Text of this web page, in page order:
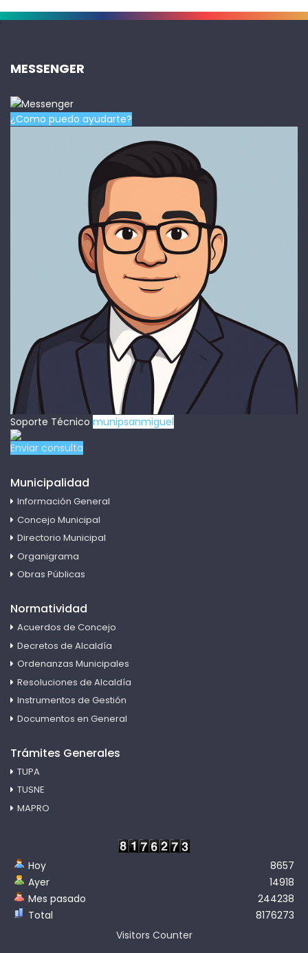
.
MESSENGER
¿Como puedo ayudarte?
Soporte Técnico munipsanmiguel
Enviar consulta
Municipalidad
Información General
Concejo Municipal
Directorio Municipal
Organigrama
Obras Públicas
Normatividad
Acuerdos de Concejo
Decretos de Alcaldía
Ordenanzas Municipales
Resoluciones de Alcaldía
Instrumentos de Gestión
Documentos en General
Trámites Generales
TUPA
TUSNE
MAPRO
Hoy
Ayer
Mes pasado
Total
8657
14918
244238
8176273
Visitors Counter